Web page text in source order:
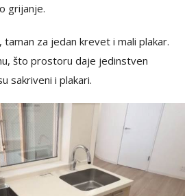
grijanje.
taman za jedan krevet i mali plakar.
što prostoru daje jedinstven
sakriveni i plakari.